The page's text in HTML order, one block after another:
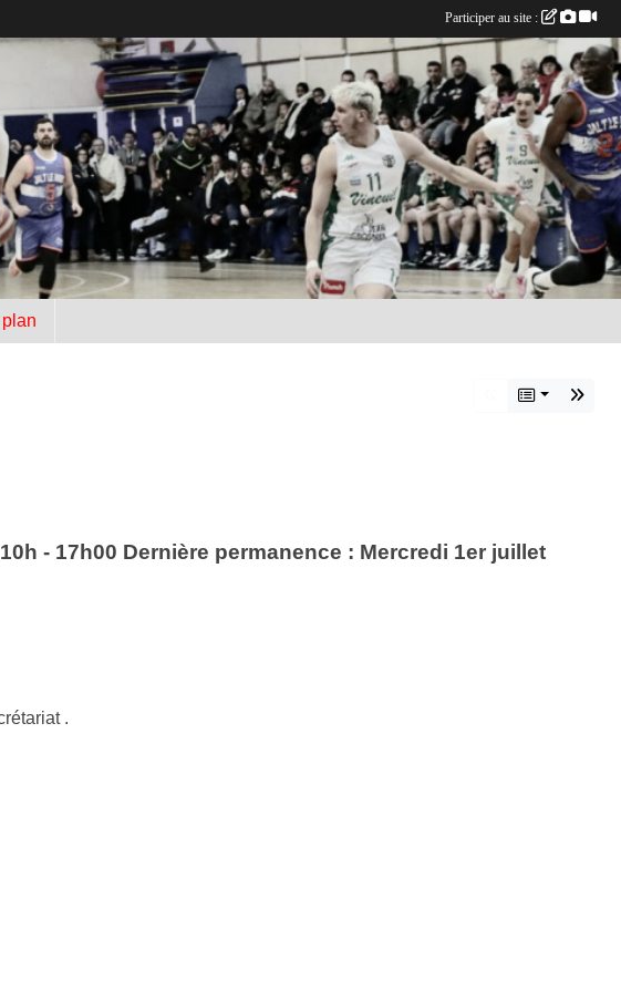
- 17h00 Dernière permanence : Mercredi 1er juillet
.
Participer au site :